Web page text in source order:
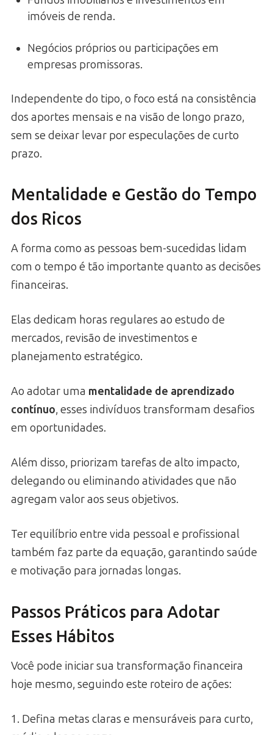
imóveis de renda.
Negócios próprios ou participações em
empresas promissoras.
Independente do tipo, o foco está na consistência
dos aportes mensais e na visão de longo prazo,
sem se deixar levar por especulações de curto
prazo.
Mentalidade e Gestão do Tempo
dos Ricos
A forma como as pessoas bem-sucedidas lidam
com o tempo é tão importante quanto as decisões
financeiras.
Elas dedicam horas regulares ao estudo de
mercados, revisão de investimentos e
planejamento estratégico.
Ao adotar uma mentalidade de aprendizado
contínuo, esses indivíduos transformam desafios
em oportunidades.
Além disso, priorizam tarefas de alto impacto,
delegando ou eliminando atividades que não
agregam valor aos seus objetivos.
Ter equilíbrio entre vida pessoal e profissional
também faz parte da equação, garantindo saúde
e motivação para jornadas longas.
Passos Práticos para Adotar
Esses Hábitos
Você pode iniciar sua transformação financeira
hoje mesmo, seguindo este roteiro de ações:
1. Defina metas claras e mensuráveis para curto,